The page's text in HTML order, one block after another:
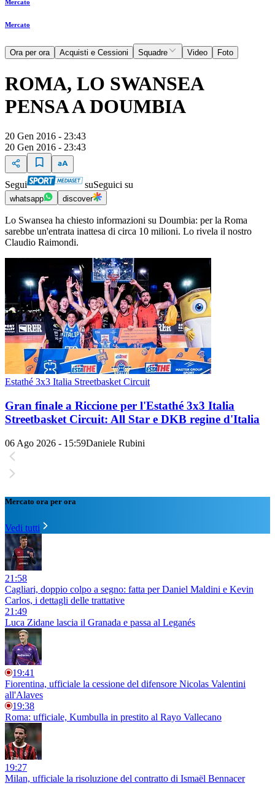
Mercato
Mercato
Ora per ora Acquisti e Cessioni Squadre Video Foto
ROMA, LO SWANSEA
PENSA A DOUMBIA
20 Gen 2016 - 23:43
20 Gen 2016 - 23:43
Segui suSeguici su
whatsapp discover
Lo Swansea ha chiesto informazioni su Doumbia: per la Roma
sarebbe un'entrata inattesa di circa 10 milioni. Lo rivela il nostro
Claudio Raimondi.
Estathé 3x3 Italia Streetbasket Circuit
Gran finale a Riccione per l'Estathé 3x3 Italia
Streetbasket Circuit: All Star e DKB regine d'Italia
06 Ago 2026 - 15:59Daniele Rubini
Mercato ora per ora
Vedi tutti
21:58
Cagliari, doppio colpo a segno: fatta per Daniel Maldini e Kevin
Carlos, i dettagli delle trattative
21:49
Luca Zidane lascia il Granada e passa al Leganés
19:41
Fiorentina, ufficiale la cessione del difensore Nicolas Valentini
all'Alaves
19:38
Roma: ufficiale, Kumbulla in prestito al Rayo Vallecano
19:27
Milan, ufficiale la risoluzione del contratto di Ismaël Bennacer